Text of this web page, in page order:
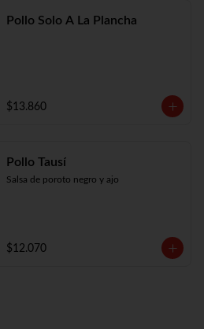
Pollo Solo A La Plancha
$13.860
Pollo Tausí
Salsa de poroto negro y ajo
$12.070